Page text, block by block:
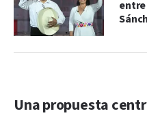
Una propuesta